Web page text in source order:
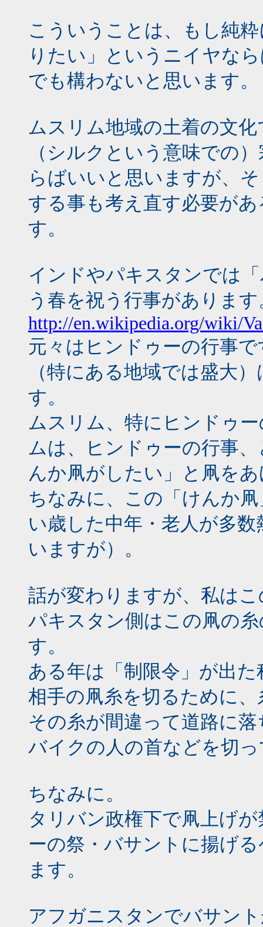
こういうことは、もし純
りたい」というニイヤな
でも構わないと思います。
ムスリム地域の土着の文
（シルクという意味での
らばいいと思いますが、
する事も考え直す必要が
す。
インドやパキスタンでは
う春を祝う行事があります
http://en.wikipedia.org/wiki/
元々はヒンドゥーの行事
（特にある地域では盛大
す。
ムスリム、特にヒンドゥ
ムは、ヒンドゥーの行事
んか凧がしたい」と凧を
ちなみに、この「けんか
い歳した中年・老人が多
いますが）。
話が変わりますが、私は
パキスタン側はこの凧の
す。
ある年は「制限令」が出た
相手の凧糸を切るために
その糸が間違って道路に
バイクの人の首などを切
ちなみに。
タリバン政権下で凧上げ
ーの祭・バサントに揚げ
ます。
アフガニスタンでバサン